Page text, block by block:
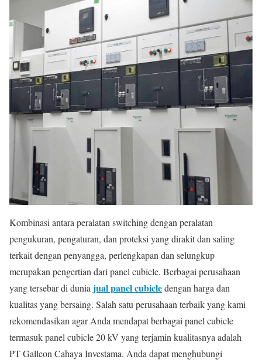
Kombinasi antara peralatan switching dengan peralatan
pengukuran, pengaturan, dan proteksi yang dirakit dan saling
terkait dengan penyangga, perlengkapan dan selungkup
merupakan pengertian dari panel cubicle. Berbagai perusahaan
yang tersebar di dunia jual panel cubicledengan harga dan
kualitas yang bersaing. Salah satu perusahaan terbaik yang kami
rekomendasikan agar Anda mendapat berbagai panel cubicle
termasuk panel cubicle 20 kV yang terjamin kualitasnya adalah
PT Galleon Cahaya Investama. Anda dapat menghubungi